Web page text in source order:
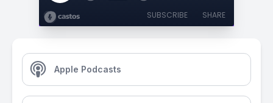
SUBSCRIBE SHARE
Apple Podcasts